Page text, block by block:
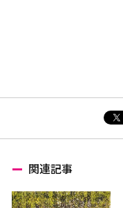
関連記事